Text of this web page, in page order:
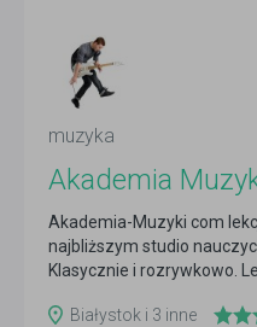
muzyka
Akademia
Akademia-Muzyki com
najbliższym studio
Klasycznie i rozrywkowo.
Białystok i 3 inne